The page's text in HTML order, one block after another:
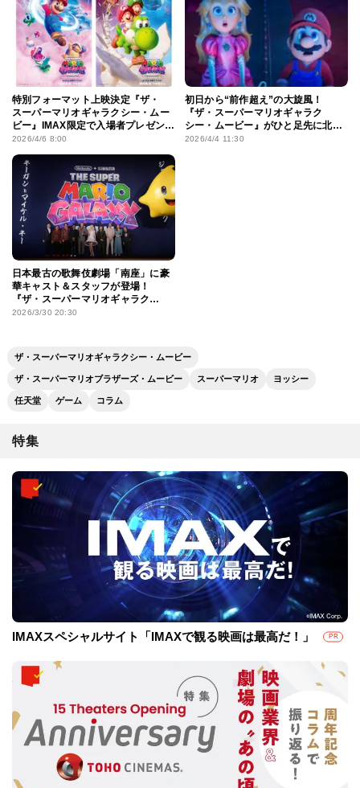
特別フォーマット上映決定『ザ・
スーパーマリオギャラクシー・ムー
ビー』IMAX限定で入場者プレゼント
も！
2026/4/6 8:00
初日から“前作超え”の大旋風！
『ザ・スーパーマリオギャラク
シー・ムービー』がひと足先に北米
公開
2026/4/4 11:30
日本最古の歌舞伎劇場「南座」に豪
華キャスト＆スタッフが登場！
『ザ・スーパーマリオギャラク
シー・ムービー』ワールドプレミア
2026/3/30 20:30
ザ・スーパーマリオギャラクシー・ムービー
ザ・スーパーマリオブラザーズ・ムービー スーパーマリオ ヨッシー
任天堂 ゲーム コラム
特集
IMAXスペシャルサイト「IMAXで観る映画は最高だ！」 PR